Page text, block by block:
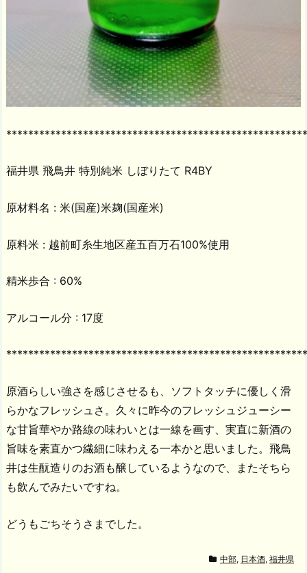
福井県 飛鳥井 特別純米 しぼりたて R4BY
原材料名 : 米(国産)米麹(国産米)
原料米 : 越前町糸生地区産五百万石100%使用
精米歩合 : 60%
アルコール分 : 17度
原酒らしい強さを感じさせるも、ソフトタッチに優しく滑
らかなフレッシュさ。久々に昨今のフレッシュジューシー
な甘旨華やか路線の味わいとは一線を画す、実直に新酒の
旨味を素直かつ繊細に味わえる一本かと思いました。飛鳥
井は生酛造りのお酒も醸しているようなので、またそちら
も飲んでみたいですね。
どうもごちそうさまでした。
中部, 日本酒, 福井県